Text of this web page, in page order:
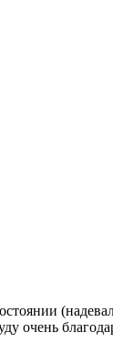
очень